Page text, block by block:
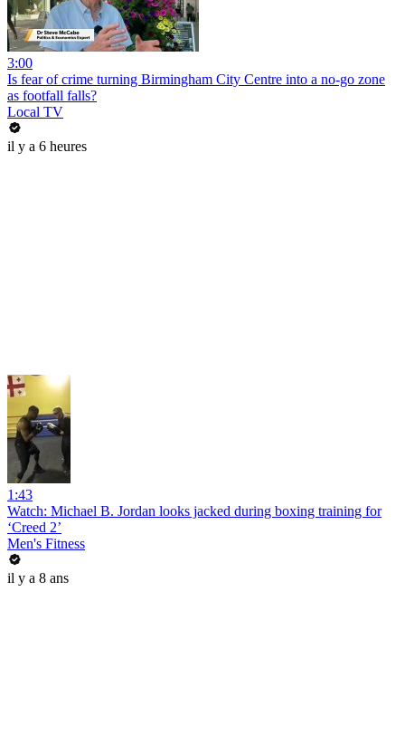
3:00
Is fear of crime turning Birmingham City Centre into a no-go zone
as footfall falls?
Local TV
il y a 6 heures
1:43
Watch: Michael B. Jordan looks jacked during boxing training for
‘Creed 2’
Men's Fitness
il y a 8 ans